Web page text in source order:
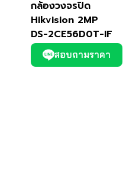
กล้องวงจรปิด
Hikvision 2MP
DS-2CE56D0T-IF
สอบถามราคา